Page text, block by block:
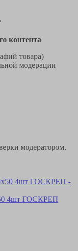
контента
товара)
модерации
модератором.
4шт ГОСКРЕП